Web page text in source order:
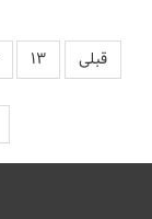
قبلی ۱۳